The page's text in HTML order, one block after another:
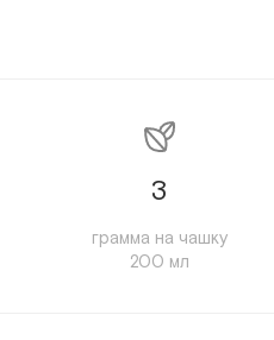
3
грамма на чашку
200 мл